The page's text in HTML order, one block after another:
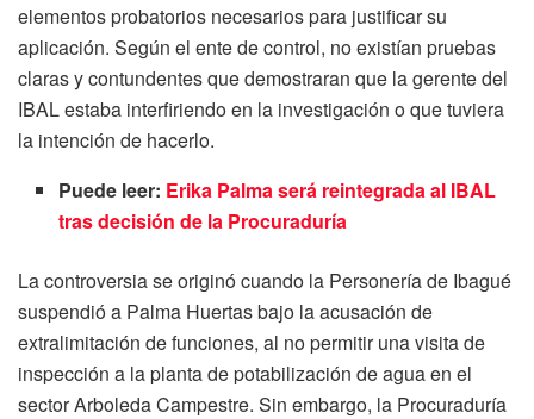
elementos probatorios necesarios para justificar su
aplicación. Según el ente de control, no existían pruebas
claras y contundentes que demostraran que la gerente del
IBAL estaba interfiriendo en la investigación o que tuviera
la intención de hacerlo.
Puede leer: Erika Palma será reintegrada al IBAL
tras decisión de la Procuraduría
La controversia se originó cuando la Personería de Ibagué
suspendió a Palma Huertas bajo la acusación de
extralimitación de funciones, al no permitir una visita de
inspección a la planta de potabilización de agua en el
sector Arboleda Campestre. Sin embargo, la Procuraduría